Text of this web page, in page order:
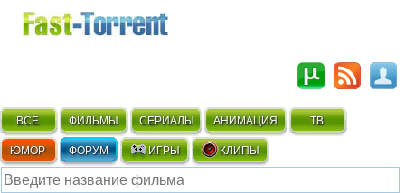
ВСЁ ФИЛЬМЫ СЕРИАЛЫ АНИМАЦИЯ ТВ
ЮМОР ФОРУМ ИГРЫ КЛИПЫ